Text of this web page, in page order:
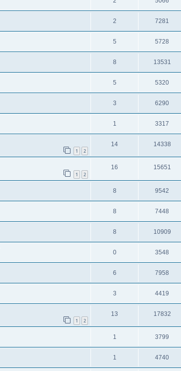
2 7281
5 5728
8 13531
5 5320
3 6290
1 3317
1 2
14 14338
1 2
16 15651
8 9542
8 7448
8 10909
0 3548
6 7958
3 4419
1 2
13 17832
1 3799
1 4740